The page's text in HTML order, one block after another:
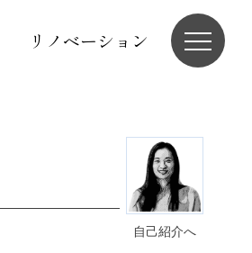
リノベーション
自己紹介へ